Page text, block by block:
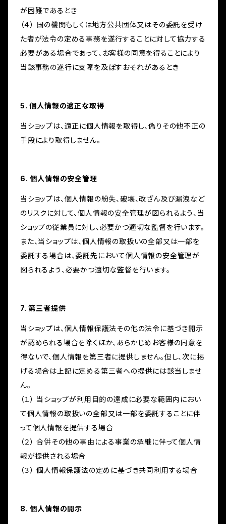
が困難であるとき
（４） 国の機関もしくは地方公共団体又はその委託を受け
た者が法令の定める事務を遂行することに対して協力する
必要がある場合であって、お客様の同意を得ることにより
当該事務の遂行に支障を及ぼすおそれがあるとき
5. 個人情報の適正な取得
当ショップは、適正に個人情報を取得し、偽りその他不正の
手段により取得しません。
6. 個人情報の安全管理
当ショップは、個人情報の紛失、破壊、改ざん及び漏洩など
のリスクに対して、個人情報の安全管理が図られるよう、当
ショップの従業員に対し、必要かつ適切な監督を行います。
また、当ショップは、個人情報の取扱いの全部又は一部を
委託する場合は、委託先において個人情報の安全管理が
図られるよう、必要かつ適切な監督を行います。
7. 第三者提供
当ショップは、個人情報保護法その他の法令に基づき開示
が認められる場合を除くほか、あらかじめお客様の同意を
得ないで、個人情報を第三者に提供しません。但し、次に掲
げる場合は上記に定める第三者への提供には該当しませ
ん。
（１） 当ショップが利用目的の達成に必要な範囲内におい
て個人情報の取扱いの全部又は一部を委託することに伴
って個人情報を提供する場合
（２） 合併その他の事由による事業の承継に伴って個人情
報が提供される場合
（３） 個人情報保護法の定めに基づき共同利用する場合
8. 個人情報の開示